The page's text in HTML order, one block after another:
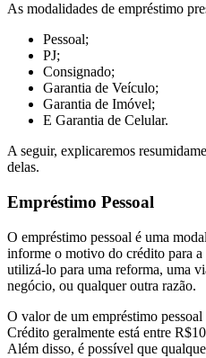
As modalidades de empréstimo
Pessoal;
PJ;
Consignado;
Garantia de Veículo;
Garantia de Imóvel;
E Garantia de Celular.
A seguir, explicaremos
delas.
Empréstimo Pessoal
O empréstimo pessoal é uma
informe o motivo do crédito para
utilizá-lo para uma reforma, uma
negócio, ou qualquer outra razão.
O valor de um empréstimo
Crédito geralmente está entre
Além disso, é possível que